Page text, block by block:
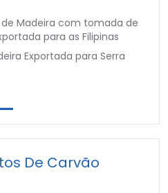
Madeira com tomada de
para as Filipinas
Exportada para Serra
De Carvão